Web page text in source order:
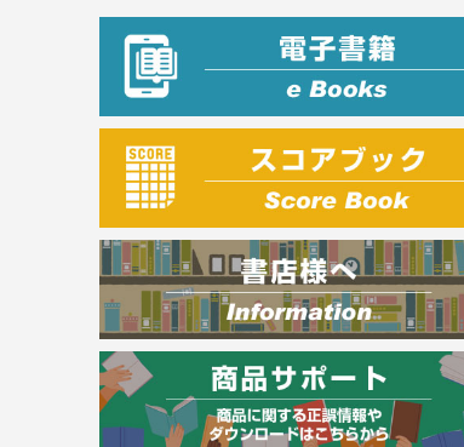
司法書士・社労士
行政書士・宅建
FP
衛生管理・運行管理
建築・土木
電気・危険物
調理師
スキル・キャリアアップ
危険物取扱者
消防設備士
登録販売者
その他資格試験
プラチナダイアリー プレステージ